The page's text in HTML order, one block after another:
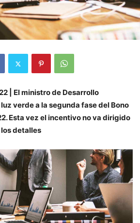
| El ministro de Desarrollo
verde a la segunda fase del Bono
Esta vez el incentivo no va dirigido
detalles